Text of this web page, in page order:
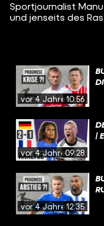
Sportjournalist
und jenseits des
vor 4 Jahren10:56
vor 4 Jahren09:28
|
vor 4 Jahren12:35